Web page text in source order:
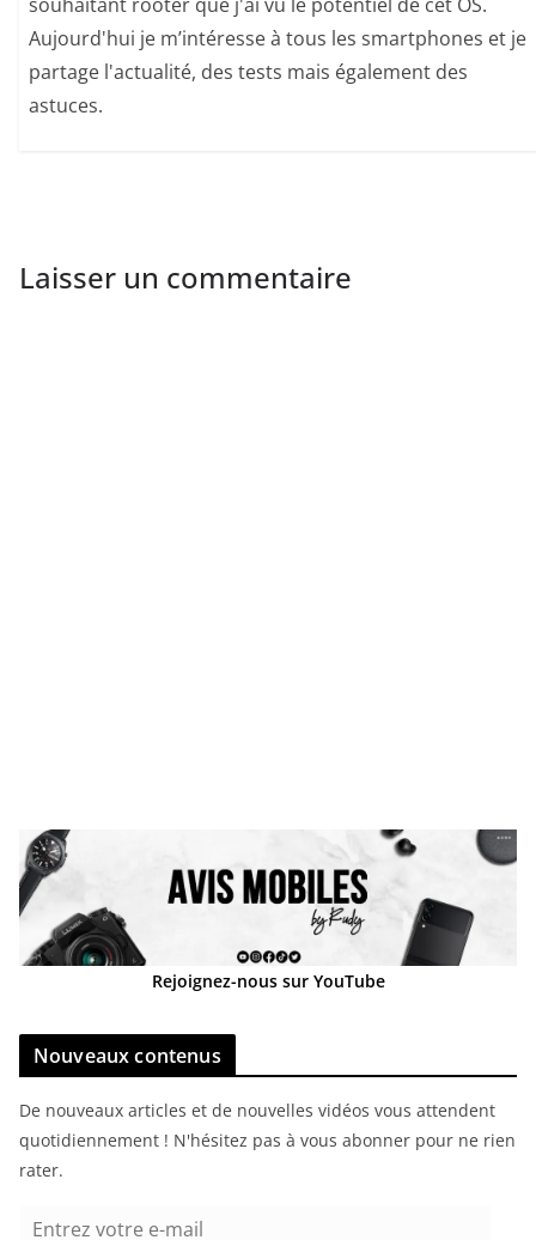
Aujourd'hui je m’intéresse à tous les smartphones et je
partage l'actualité, des tests mais également des
astuces.
Laisser un commentaire
Rejoignez-nous sur YouTube
Nouveaux contenus
De nouveaux articles et de nouvelles vidéos vous attendent
quotidiennement ! N'hésitez pas à vous abonner pour ne rien
rater.